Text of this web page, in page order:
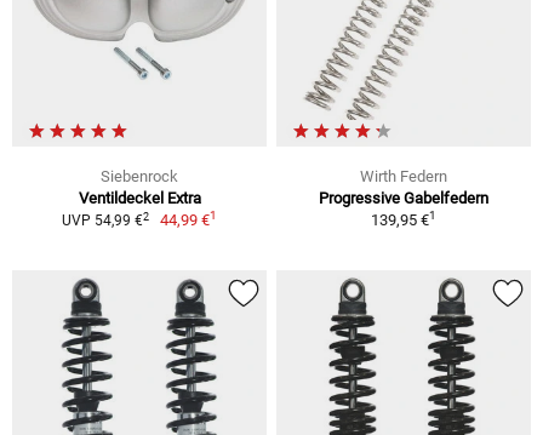
Siebenrock
Ventildeckel Extra
UVP 54,99 €2 44,99 €1
Wirth Federn
Progressive Gabelfedern
139,95 €1